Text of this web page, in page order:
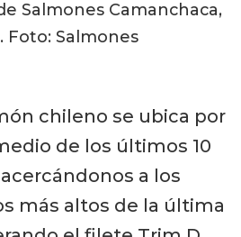
Salmones Camanchaca,
Foto: Salmones
chileno se ubica por
de los últimos 10
a los
más altos de la última